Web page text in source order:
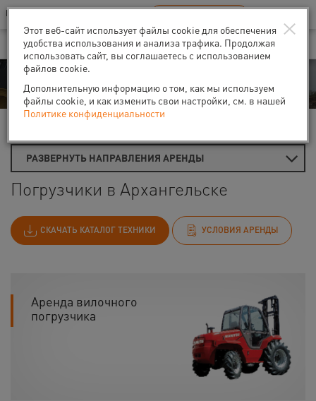
Ваш город:Архангельск
В Вашем регионе нет наших офисов RU EN
Аренда
РАЗВЕРНУТЬ НАПРАВЛЕНИЯ АРЕНДЫ
Погрузчики в Архангельске
СКАЧАТЬ КАТАЛОГ ТЕХНИКИ УСЛОВИЯ АРЕНДЫ
Аренда вилочного
погрузчика
×
Этот веб-сайт использует файлы cookie для обеспечения
удобства использования и анализа трафика. Продолжая
использовать сайт, вы соглашаетесь с использованием
файлов cookie.
Дополнительную информацию о том, как мы используем
файлы cookie, и как изменить свои настройки, см. в нашей
Политике конфиденциальности